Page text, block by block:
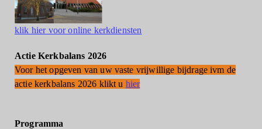
klik hier voor online kerkdiensten
Actie Kerkbalans 2026
Voor het opgeven van uw vaste vrijwillige bijdrage ivm de
actie kerkbalans 2026 klikt u hier
Programma